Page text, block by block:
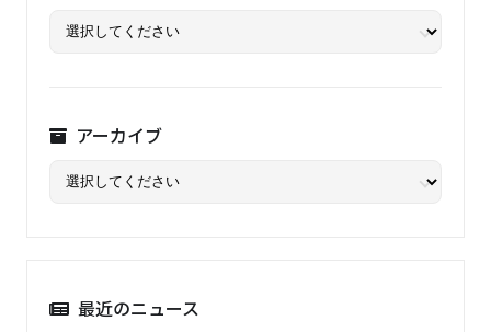
アーカイブ
最近のニュース